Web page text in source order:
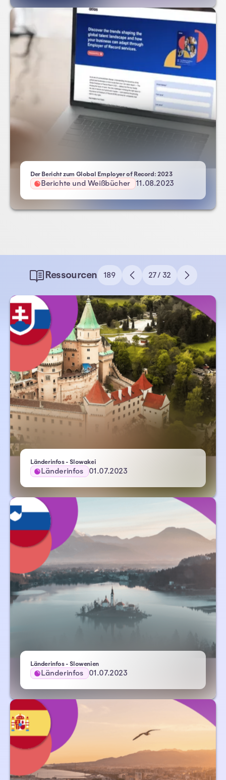
Der Bericht zum Global Employer of Record: 2023- Atlas HXM
Berichte und Weißbücher 11.08.2023
Ressourcen 189 27 / 32
Länderinfos - Slowakei
Länderinfos 01.07.2023
Länderinfos - Slowenien
Länderinfos 01.07.2023